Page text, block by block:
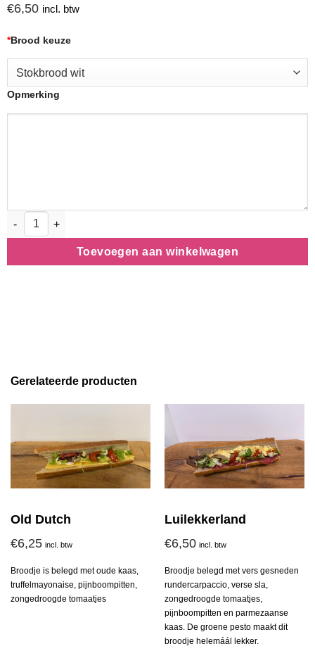
€6,50 incl. btw
*Brood keuze
Opmerking
Flandres aantal
Toevoegen aan winkelwagen
Gerelateerde producten
Old Dutch
€6,25 incl. btw
Broodje is belegd met oude kaas,
truffelmayonaise, pijnboompitten,
zongedroogde tomaatjes
Luilekkerland
€6,50 incl. btw
Broodje belegd met vers gesneden
rundercarpaccio, verse sla,
zongedroogde tomaatjes,
pijnboompitten en parmezaanse
kaas. De groene pesto maakt dit
broodje helemáál lekker.